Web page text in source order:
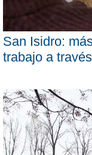
San Isidro:
trabajo a